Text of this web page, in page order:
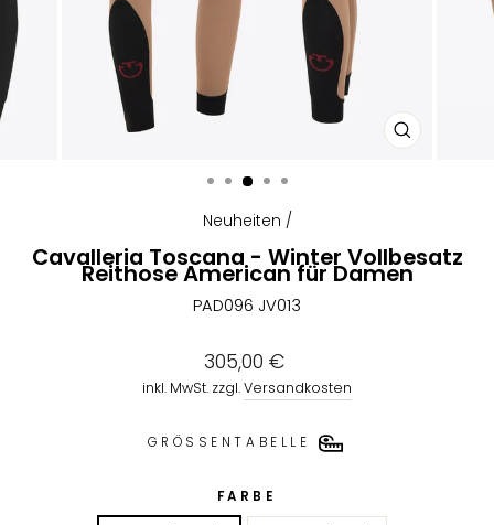
Neuheiten /
Cavalleria Toscana - Winter Vollbesatz
Reithose American für Damen
PAD096 JV013
Normaler
Preis
305,00 €
inkl. MwSt. zzgl.Versandkosten
GRÖSSENTABELLE
FARBE